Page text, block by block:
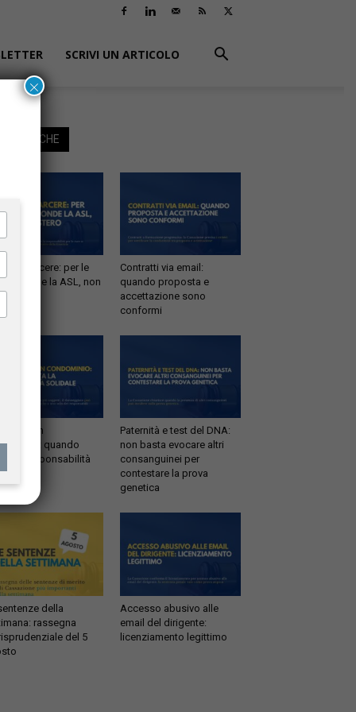
SCRIVI UN ARTICOLO
ANCHE
in carcere: per le
risponde la ASL, non
Contratti via email:
quando proposta e
accettazione sono
conformi
in
quando
la responsabilità
Paternità e test del DNA:
non basta evocare altri
consanguinei per
contestare la prova
genetica
della
rassegna
del 5
Accesso abusivo alle
email del dirigente:
licenziamento legittimo
×